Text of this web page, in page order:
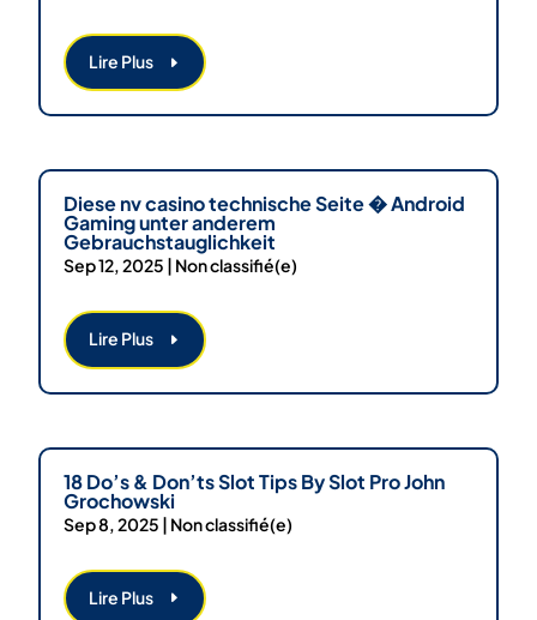
Lire Plus
Diese nv casino technische Seite � Android
Gaming unter anderem
Gebrauchstauglichkeit
Sep 12, 2025 | Non classifié(e)
Lire Plus
18 Do’s & Don’ts Slot Tips By Slot Pro John
Grochowski
Sep 8, 2025 | Non classifié(e)
Lire Plus